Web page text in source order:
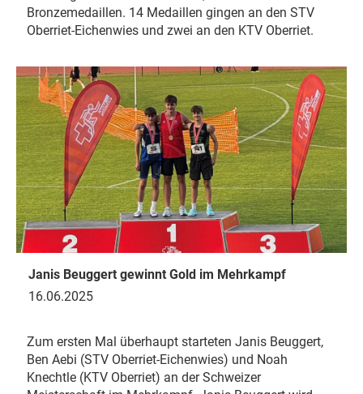
Bronzemedaillen. 14 Medaillen gingen an den STV
Oberriet-Eichenwies und zwei an den KTV Oberriet.
Janis Beuggert gewinnt Gold im Mehrkampf
16.06.2025
Zum ersten Mal überhaupt starteten Janis Beuggert,
Ben Aebi (STV Oberriet-Eichenwies) und Noah
Knechtle (KTV Oberriet) an der Schweizer